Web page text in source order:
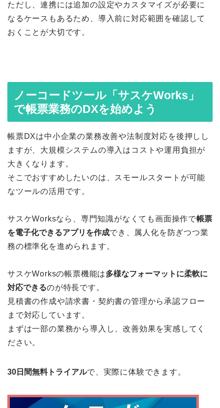
ただし、連携には追加の設定やカスタマイズが必要に
なるケースもあるため、導入前に対応範囲を確認して
おくことが大切です。
ノーコードツール「サスケWorks」
で帳票業務のDXを始めよう
帳票DXは中小企業の業務改善や法制度対応を後押しし
ますが、大規模システムの導入はコストや運用負担が
大きくなります。
そこでおすすめしたいのは、スモールスタートが可能
なツールの活用です。
サスケWorksなら、専門知識がなくても画面操作で帳票
を電子化できるアプリを作成でき、属人化を防ぎつつ業
務の標準化を進められます。
サスケWorksの帳票機能は多様なフォーマットに柔軟に
対応できるのが特長です。
見積書の作成や請求書・契約書の管理から承認フロー
まで対応しています。
まずは一部の業務から導入し、改善効果を実感してく
ださい。
30日間無料トライアルで、実際に体験できます。